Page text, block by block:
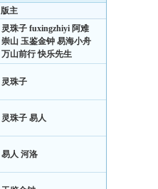
版主
灵珠子 fuxingzhiyi 阿难
崇山 玉鉴金钟 易海小舟
万山前行 快乐先生
灵珠子
灵珠子 易人
易人 河洛